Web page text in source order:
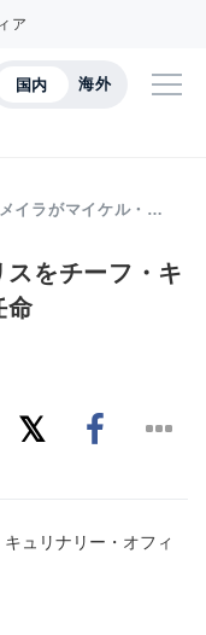
ア
国内 海外
イラがマイケル・…
をチーフ・キ
命
ュリナリー・オフィ